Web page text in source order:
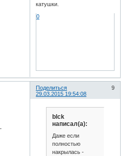
катушки.
0
Поделиться
9
29.03.2015 19:54:08
blck
написал(а):
Даже если
полностью
накрылась -